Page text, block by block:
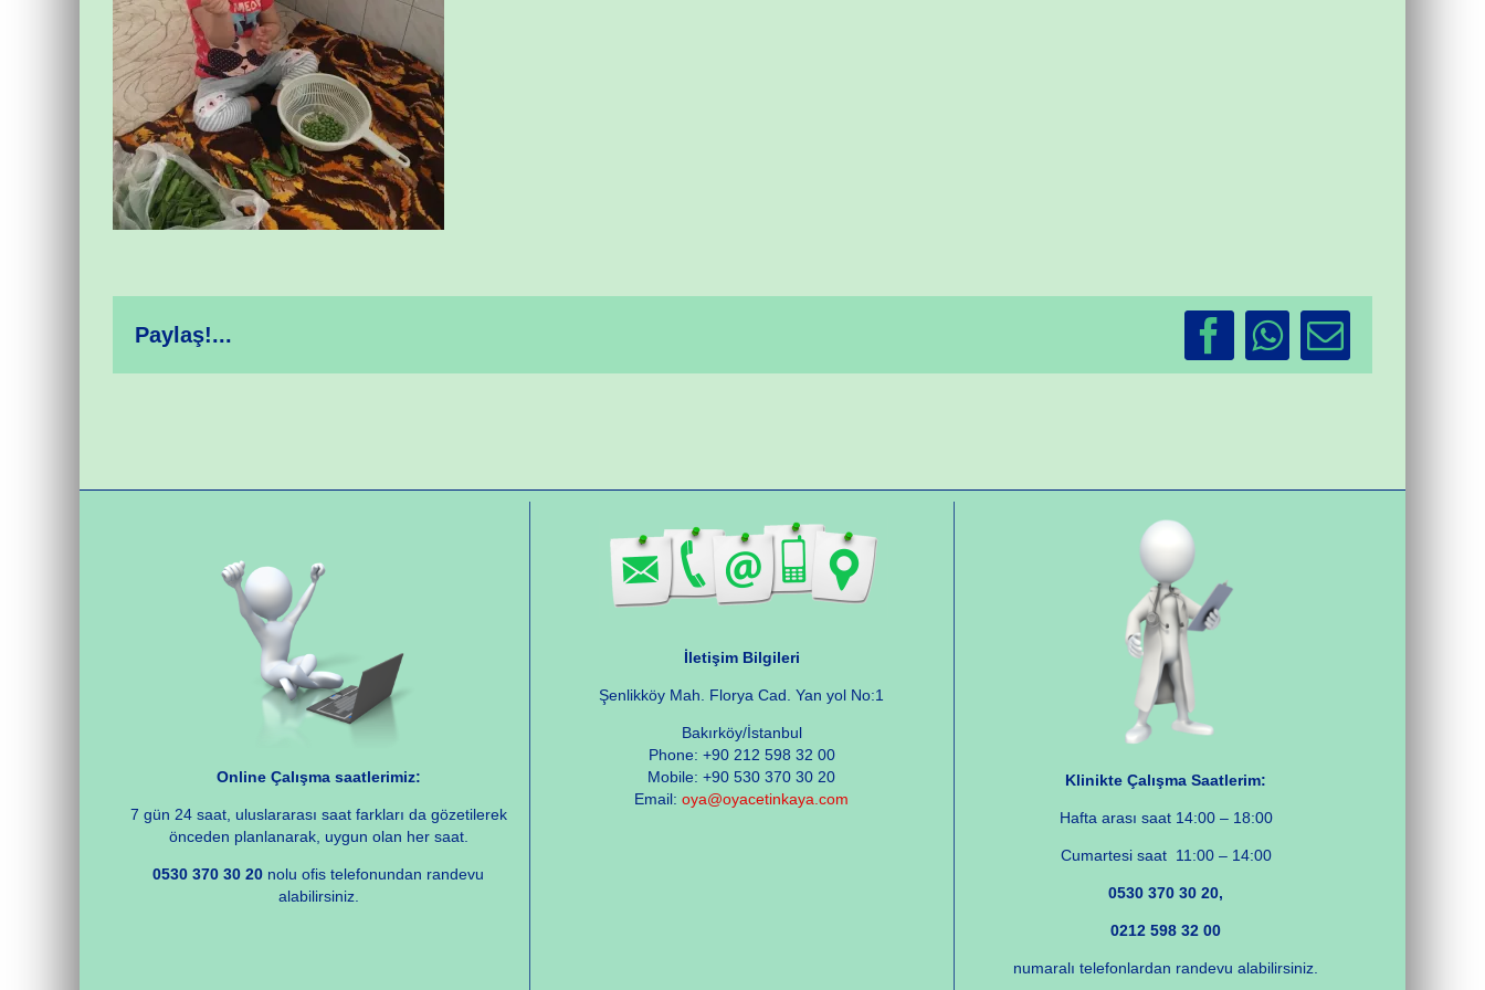
Paylaş!... Facebook
WhatsApp
Email
Online Çalışma saatlerimiz:
7 gün 24 saat, uluslararası saat farkları da gözetilerek
önceden planlanarak, uygun olan her saat.
0530 370 30 20 nolu ofis telefonundan randevu
alabilirsiniz.
İletişim Bilgileri
Şenlikköy Mah. Florya Cad. Yan yol No:1
Bakırköy/İstanbul
Phone: +90 212 598 32 00
Mobile: +90 530 370 30 20
Email:oya@oyacetinkaya.com
Klinikte Çalışma Saatlerim:
Hafta arası saat 14:00 – 18:00
Cumartesi saat 11:00 – 14:00
0530 370 30 20,
0212 598 32 00
numaralı telefonlardan randevu alabilirsiniz.